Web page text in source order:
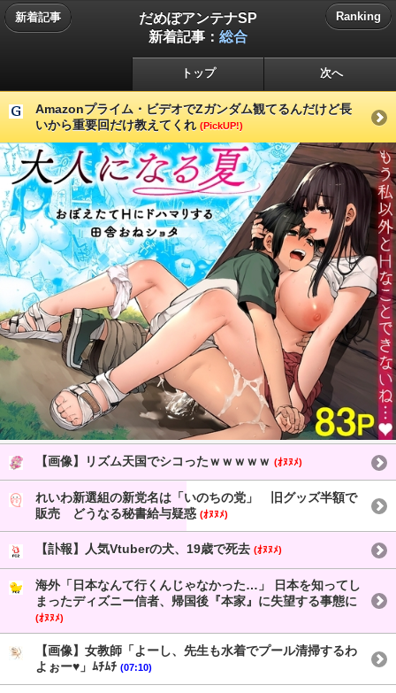
新着記事
だめぽアンテナSP
新着記事： 総合
Ranking
トップ 次へ
Amazonプライム・ビデオでZガンダム観てるんだけど長
いから重要回だけ教えてくれ (PickUP!)
【画像】リズム天国でシコったｗｗｗｗｗ (ｵﾇﾇﾒ)
れいわ新選組の新党名は「いのちの党」 旧グッズ半額で
販売 どうなる秘書給与疑惑 (ｵﾇﾇﾒ)
【訃報】人気Vtuberの犬、19歳で死去 (ｵﾇﾇﾒ)
海外「日本なんて行くんじゃなかった…」 日本を知ってし
まったディズニー信者、帰国後『本家』に失望する事態に
(ｵﾇﾇﾒ)
【画像】女教師「よーし、先生も水着でプール清掃するわ
よぉー♥」ﾑﾁﾑﾁ (07:10)